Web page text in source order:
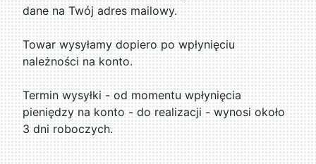
dane na Twój adres mailowy.
Towar wysyłamy dopiero po wpłynięciu
należności na konto.
Termin wysyłki - od momentu wpłynięcia
pieniędzy na konto - do realizacji - wynosi około
3 dni roboczych.